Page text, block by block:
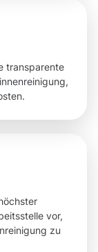
transparente
vor,
zu